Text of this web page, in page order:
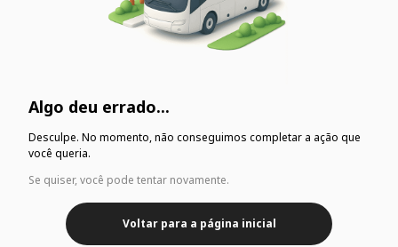
Algo deu errado...
Desculpe. No momento, não conseguimos completar a ação que
você queria.
Se quiser, você pode tentar novamente.
Voltar para a página inicial